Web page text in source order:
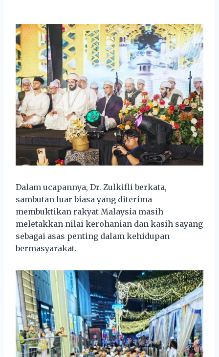
Dalam ucapannya, Dr. Zulkifli berkata,
sambutan luar biasa yang diterima
membuktikan rakyat Malaysia masih
meletakkan nilai kerohanian dan kasih sayang
sebagai asas penting dalam kehidupan
bermasyarakat.